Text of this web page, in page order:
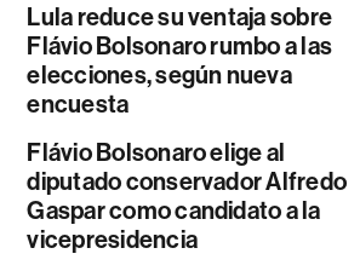
Lula reduce su ventaja sobre
Flávio Bolsonaro rumbo a las
elecciones, según nueva
encuesta
Flávio Bolsonaro elige al
diputado conservador Alfredo
Gaspar como candidato a la
vicepresidencia